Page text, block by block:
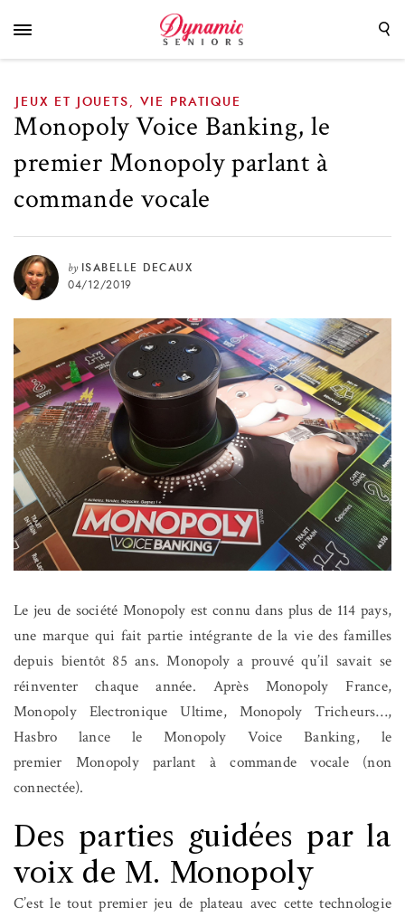
premier Monopoly parlant à commande vocale
JEUX ET JOUETS VIE PRATIQUE
Monopoly Voice Banking, le
premier Monopoly parlant à
commande vocale
by ISABELLE DECAUX
04/12/2019
Le jeu de société Monopoly est connu dans plus de 114 pays,
une marque qui fait partie intégrante de la vie des familles
depuis bientôt 85 ans. Monopoly a prouvé qu’il savait se
réinventer chaque année. Après Monopoly France,
Monopoly Electronique Ultime, Monopoly Tricheurs…,
Hasbro lance le Monopoly Voice Banking, le
premier Monopoly parlant à commande vocale (non
connectée).
Des parties guidées par la
voix de M. Monopoly
C’est le tout premier jeu de plateau avec cette technologie